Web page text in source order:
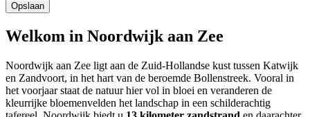
Opslaan
Welkom in Noordwijk aan Zee
Noordwijk aan Zee ligt aan de Zuid-Hollandse kust tussen Katwijk
en Zandvoort, in het hart van de beroemde Bollenstreek. Vooral in
het voorjaar staat de natuur hier vol in bloei en veranderen de
kleurrijke bloemenvelden het landschap in een schilderachtig